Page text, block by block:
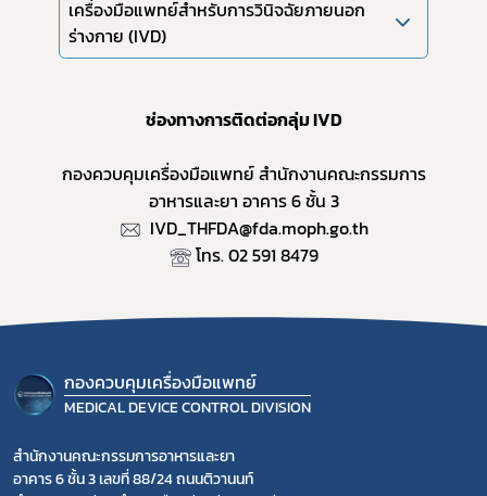
เครื่องมือแพทย์สำหรับการวินิจฉัยภายนอก
ร่างกาย (IVD)
ช่องทางการติดต่อกลุ่ม IVD
กองควบคุมเครื่องมือแพทย์ สำนักงานคณะกรรมการ
อาหารและยา อาคาร 6 ชั้น 3
IVD_THFDA@fda.moph.go.th
โทร. 02 591 8479
กองควบคุมเครื่องมือแพทย์
MEDICAL DEVICE CONTROL DIVISION
สำนักงานคณะกรรมการอาหารและยา
อาคาร 6 ชั้น 3 เลขที่ 88/24 ถนนติวานนท์
Subscribe
เลือกหัวข้อที่ท่านต้องการ Subscribe
ข่าวประชาสัมพันธ์ทั่วไป